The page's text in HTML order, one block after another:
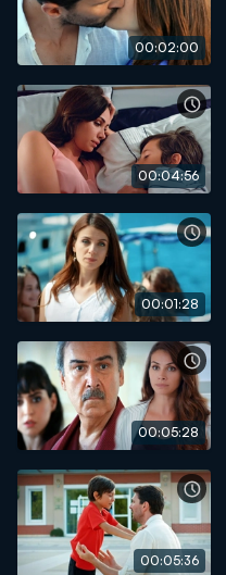
00:02:00
00:04:56
00:01:28
00:05:28
00:05:36